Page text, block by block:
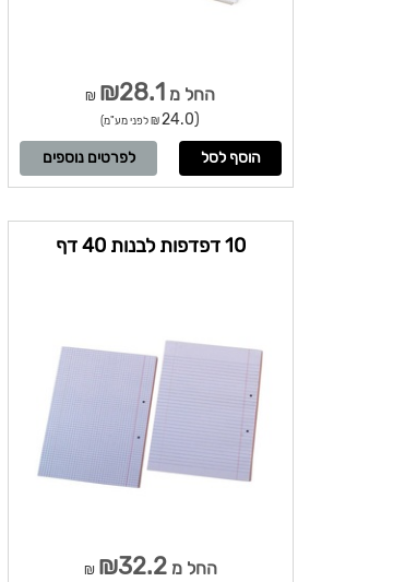
החל מ ₪28.1
₪
(24.0 ₪ לפני מע"מ)
לפרטים נוספים
10 דפדפות לבנות 40 דף
החל מ₪32.2
₪